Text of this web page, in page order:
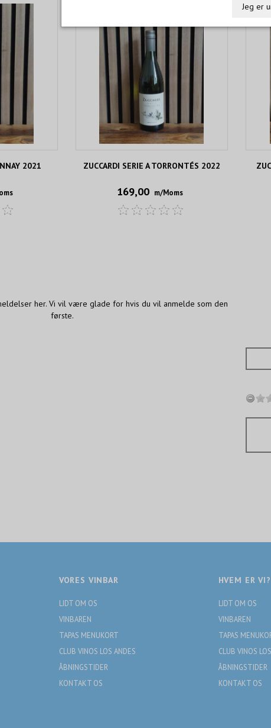
2021 ZUCCARDI SERIE A TORRONTÉS 2022
169,00 m/Moms
her. Vi vil være glade for hvis du vil anmelde som den
første.
VORES VINBAR
LIDT OM OS
VINBAREN
TAPAS MENUKORT
CLUB VINOS LOS ANDES
ÅBNINGSTIDER
KONTAKT OS
HVEM ER VI?
LIDT OM OS
VINBAREN
TAPAS
CLUB VINOS
ÅBNINGSTIDER
KONTAKT OS
Jeg er